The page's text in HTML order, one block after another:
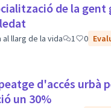
de la gent
al llarg de la vida 1 0
d'accés urbà
un 30%